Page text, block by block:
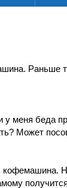
Раньше
меня беда
Может